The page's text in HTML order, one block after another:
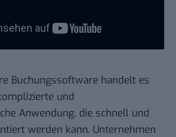
Buchungssoftware handelt es
und
Anwendung, die schnell und
werden kann. Unternehmen